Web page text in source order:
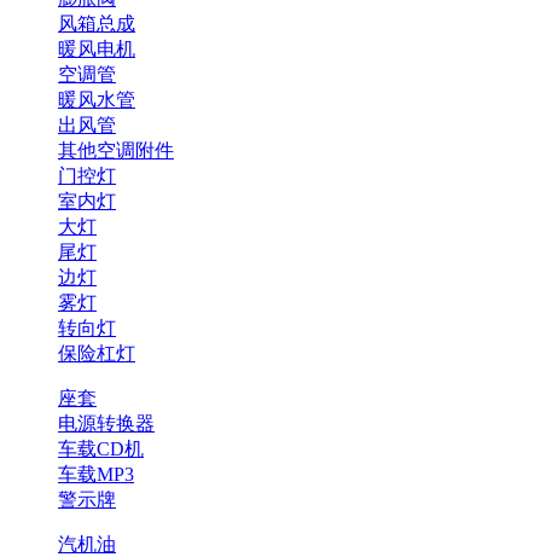
风箱总成
暖风电机
空调管
暖风水管
出风管
其他空调附件
门控灯
室内灯
大灯
尾灯
边灯
雾灯
转向灯
保险杠灯
座套
电源转换器
车载CD机
车载MP3
警示牌
汽机油